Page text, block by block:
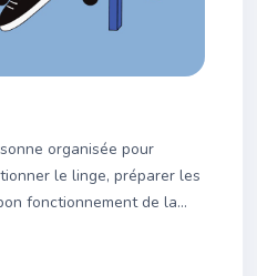
organisée pour
le linge, préparer les
fonctionnement de la